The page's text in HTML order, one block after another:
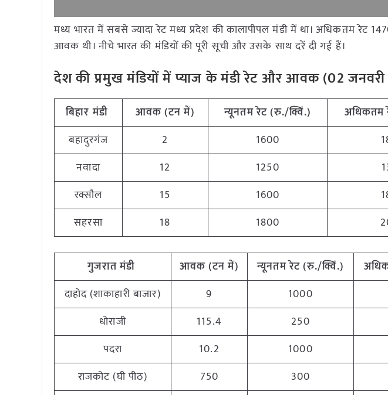
मध्य भारत में सबसे ज्यादा रेट मध्य प्रदेश की कालापीपल मंडी में था। अधिकतम रेट
आवक थी। नीचे भारत की मंडियों की पूरी सूची और उसके साथ दरें दी गई हैं।
देश की प्रमुख मंडियों में प्याजके मंडी रेट और आवक (02
बिहार मंडी आवक (टन में) न्यूनतम रेट (रु./क्विं.) अधिकतम
बहादुरगंज
2 1600
नवादा
12 1250
रक्सौल
15 1600
सहरसा
18 1800
गुजरात मंडी आवक (टन में) न्यूनतम रेट (रु./क्विं.)
दाहोद (शाकाहारी बाजार)
9 1000
धोराजी
115.4 250
पदरा
10.2 1000
राजकोट (घी पीठ)
750 300